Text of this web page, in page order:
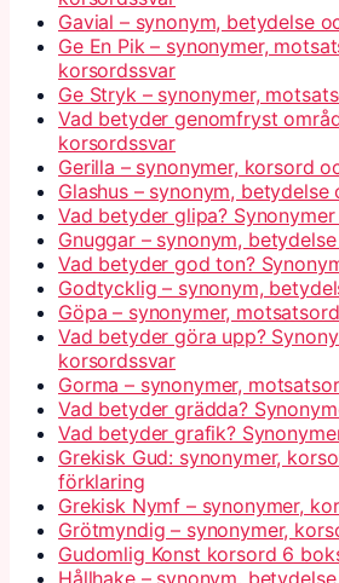
Gavial – synonym, betydelse
Ge En Pik – synonymer,
korsordssvar
Ge Stryk – synonymer,
Vad betyder genomfryst
korsordssvar
Gerilla – synonymer, korsord
Glashus – synonym,
Vad betyder glipa?
Gnuggar – synonym,
Vad betyder god ton?
Godtycklig – synonym,
Göpa – synonymer,
Vad betyder göra upp?
korsordssvar
Gorma – synonymer,
Vad betyder grädda?
Vad betyder grafik?
Grekisk Gud: synonymer,
förklaring
Grekisk Nymf – synonymer,
Grötmyndig – synonymer,
Gudomlig Konst korsord 6